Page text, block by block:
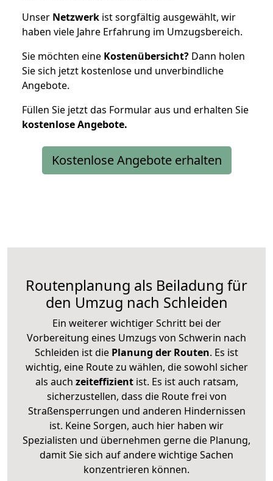
Unser Netzwerk ist sorgfältig ausgewählt, wir
haben viele Jahre Erfahrung im Umzugsbereich.
Sie möchten eine Kostenübersicht? Dann holen
Sie sich jetzt kostenlose und unverbindliche
Angebote.
Füllen Sie jetzt das Formular aus und erhalten Sie
kostenloseAngebote.
Kostenlose Angebote erhalten
Routenplanung als Beiladung für
den Umzug nach Schleiden
Ein weiterer wichtiger Schritt bei der
Vorbereitung eines Umzugs von Schwerin nach
Schleiden ist die Planung der Routen. Es ist
wichtig, eine Route zu wählen, die sowohl sicher
als auch zeiteffizientist. Es ist auch ratsam,
sicherzustellen, dass die Route frei von
Straßensperrungen und anderen Hindernissen
ist. Keine Sorgen, auch hier haben wir
Spezialisten und übernehmen gerne die Planung,
damit Sie sich auf andere wichtige Sachen
konzentrieren können.